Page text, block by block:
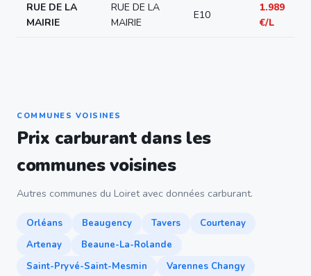
RUE DE LA
MAIRIE
RUE DE LA
MAIRIE
E10
1.989
€/L
COMMUNES VOISINES
Prix carburant dans les
communes voisines
Autres communes du Loiret avec données carburant.
Orléans Beaugency Tavers
Courtenay
Artenay
Beaune-La-Rolande
Saint-Pryvé-Saint-Mesmin
Varennes Changy